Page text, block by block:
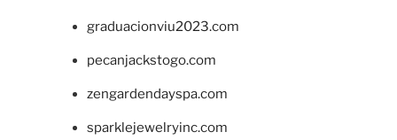
graduacionviu2023.com
pecanjackstogo.com
zengardendayspa.com
sparklejewelryinc.com